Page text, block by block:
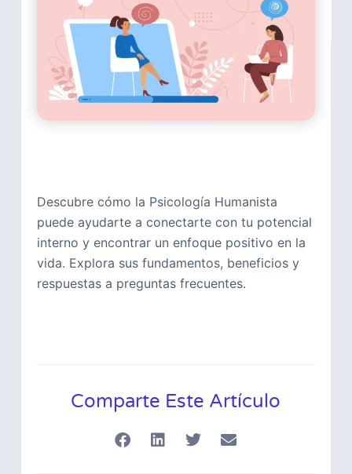
Descubre cómo la Psicología Humanista
puede ayudarte a conectarte con tu potencial
interno y encontrar un enfoque positivo en la
vida. Explora sus fundamentos, beneficios y
respuestas a preguntas frecuentes.
Comparte Este Artículo